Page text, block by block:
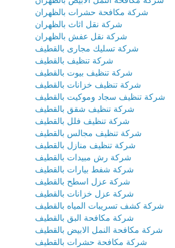
شركة مكافحة حشرات بالظهران
شركة نقل اثاث بالظهران
شركة نقل عفش بالظهران
شركة تسليك مجارى بالقطيف
شركة تنظيف بالقطيف
شركة تنظيف بيوت بالقطيف
شركة تنظيف خزانات بالقطيف
شركة تنظيف سجاد وموكيت بالقطيف
شركة تنظيف شقق بالقطيف
شركة تنظيف فلل بالقطيف
شركة تنظيف مجالس بالقطيف
شركة تنظيف منازل بالقطيف
شركة رش مبيدات بالقطيف
شركة شفط بيارات بالقطيف
شركة عزل اسطح بالقطيف
شركة عزل خزانات بالقطيف
شركة كشف تسريبات المياه بالقطيف
شركة مكافحة البق بالقطيف
شركة مكافحة النمل الابيض بالقطيف
شركة مكافحة حشرات بالقطيف